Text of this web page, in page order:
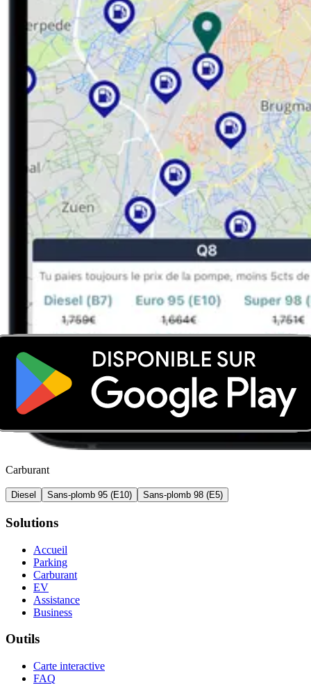
Carburant
Diesel Sans-plomb 95 (E10) Sans-plomb 98 (E5)
Solutions
Accueil
Parking
Carburant
EV
Assistance
Business
Outils
Carte interactive
FAQ